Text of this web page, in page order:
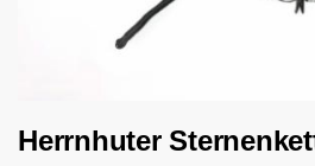
Herrnhuter